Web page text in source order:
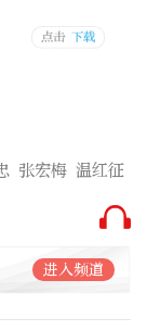
张宏梅 温红征
进入频道